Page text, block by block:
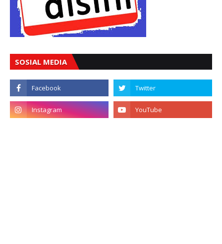
SOSIAL MEDIA